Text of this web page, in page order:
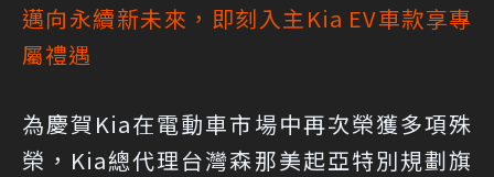
邁向永續新未來，即刻入主Kia EV車款享專
屬禮遇
為慶賀Kia在電動車市場中再次榮獲多項殊
榮，Kia總代理台灣森那美起亞特別規劃旗